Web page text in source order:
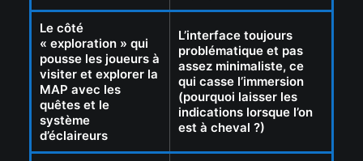
Le côté
« exploration » qui
pousse les joueurs à
visiter et explorer la
MAP avec les
quêtes et le
système
d’éclaireurs
L’interface toujours
problématique et pas
assez minimaliste, ce
qui casse l’immersion
(pourquoi laisser les
indications lorsque l’on
est à cheval ?)